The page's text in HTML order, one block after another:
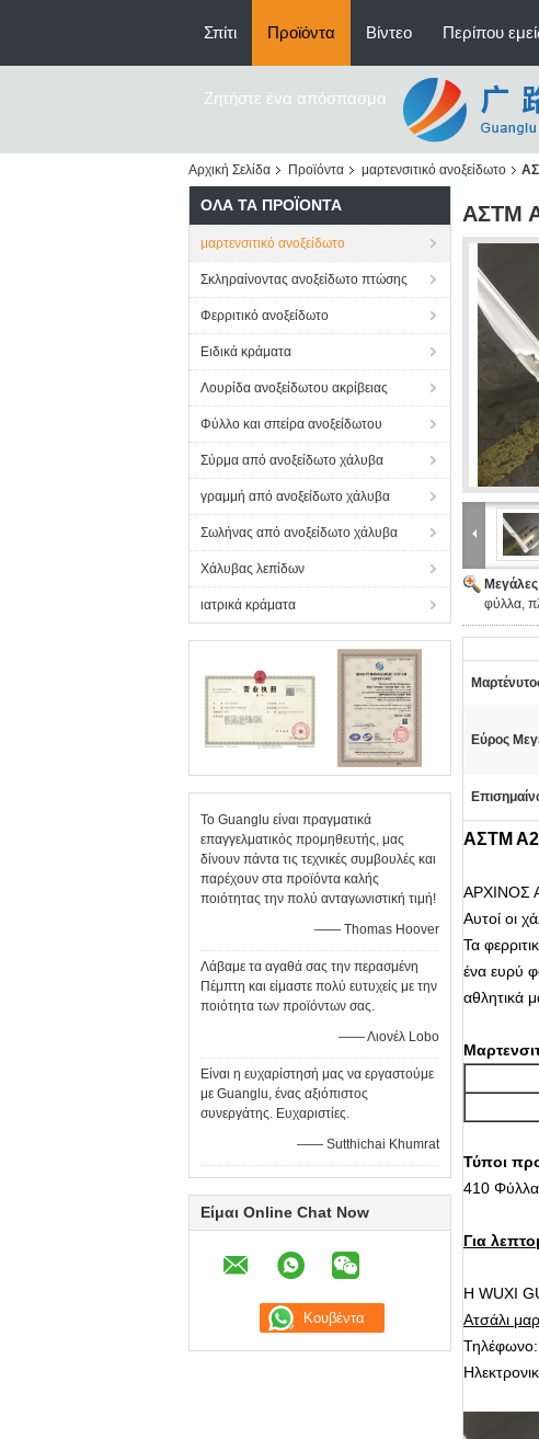
Σπίτι Προϊόντα Βίντεο Περίπου
Ζητήστε ένα απόσπασμα
Αρχική Σελίδα Προϊόντα μαρτενσιτικό ανοξείδωτο
ΌΛΑ ΤΑ ΠΡΟΪΌΝΤΑ
μαρτενσιτικό ανοξείδωτο
Σκληραίνοντας ανοξείδωτο πτώσης
Φερριτικό ανοξείδωτο
Ειδικά κράματα
Λουρίδα ανοξείδωτου ακρίβειας
Φύλλο και σπείρα ανοξείδωτου
Σύρμα από ανοξείδωτο χάλυβα
γραμμή από ανοξείδωτο χάλυβα
Σωλήνας από ανοξείδωτο χάλυβα
Χάλυβας λεπίδων
ιατρικά κράματα
Το Guanglu είναι πραγματικά
επαγγελματικός προμηθευτής, μας
δίνουν πάντα τις τεχνικές συμβουλές και
παρέχουν στα προϊόντα καλής
ποιότητας την πολύ ανταγωνιστική τιμή!
—— Thomas Hoover
Λάβαμε τα αγαθά σας την περασμένη
Πέμπτη και είμαστε πολύ ευτυχείς με την
ποιότητα των προϊόντων σας.
—— Λιονέλ Lobo
Είναι η ευχαρίστησή μας να εργαστούμε
με Guanglu, ένας αξιόπιστος
συνεργάτης. Ευχαριστίες.
—— Sutthichai Khumrat
Είμαι Online Chat Now
ΑΣTM
φύλλα,
Εύρος
ΑΣTM
ΑΡΧΙΝΟΣ
Αυτοί οι
Τα
ένα ευρύ
αθλητικά
Τύποι
410
Για
Η WUXI
Ατσάλι